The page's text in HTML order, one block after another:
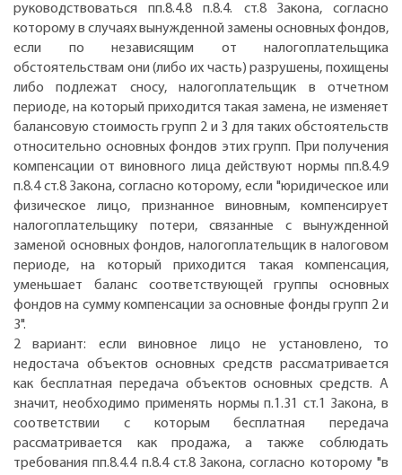
руководствоваться пп.8.4.8 п.8.4. ст.8 Закона, согласно
которому в случаях вынужденной замены основных фондов,
если по независящим от налогоплательщика
обстоятельствам они (либо их часть) разрушены, похищены
либо подлежат сносу, налогоплательщик в отчетном
периоде, на который приходится такая замена, не изменяет
балансовую стоимость групп 2 и 3 для таких обстоятельств
относительно основных фондов этих групп. При получения
компенсации от виновного лица действуют нормы пп.8.4.9
п.8.4 ст.8 Закона, согласно которому, если "юридическое или
физическое лицо, признанное виновным, компенсирует
налогоплательщику потери, связанные с вынужденной
заменой основных фондов, налогоплательщик в налоговом
периоде, на который приходится такая компенсация,
уменьшает баланс соответствующей группы основных
фондов на сумму компенсации за основные фонды групп 2 и
3".
2 вариант: если виновное лицо не установлено, то
недостача объектов основных средств рассматривается
как бесплатная передача объектов основных средств. А
значит, необходимо применять нормы п.1.31 ст.1 Закона, в
соответствии с которым бесплатная передача
рассматривается как продажа, а также соблюдать
требования пп.8.4.4 п.8.4 ст.8 Закона, согласно которому "в